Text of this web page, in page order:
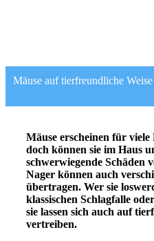
Mäuse auf tierfreundliche
Mäuse erscheinen für
doch können sie im Haus
schwerwiegende Schäden
Nager können auch
übertragen. Wer sie
klassischen Schlagfalle
sie lassen sich auch auf
vertreiben.